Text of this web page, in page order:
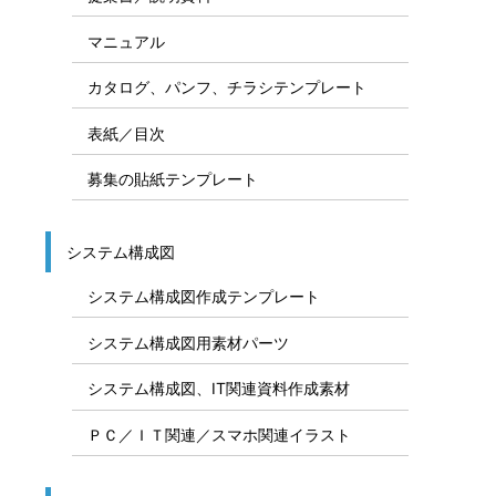
マニュアル
カタログ、パンフ、チラシテンプレート
表紙／目次
募集の貼紙テンプレート
システム構成図
システム構成図作成テンプレート
システム構成図用素材パーツ
システム構成図、IT関連資料作成素材
ＰＣ／ＩＴ関連／スマホ関連イラスト